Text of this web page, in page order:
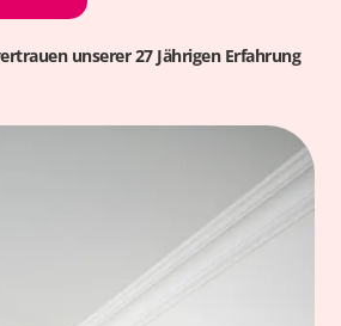
unserer 27 Jährigen Erfahrung